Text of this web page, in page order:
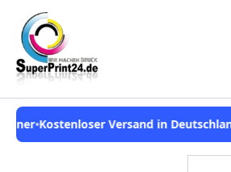
Inhalt
springen
Versand in Deutschland,